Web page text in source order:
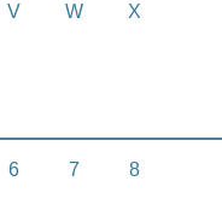
V W X
6 7 8